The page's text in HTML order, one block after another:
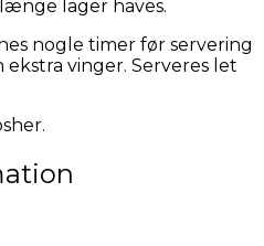
lager haves.
nogle timer før servering
vinger. Serveres let